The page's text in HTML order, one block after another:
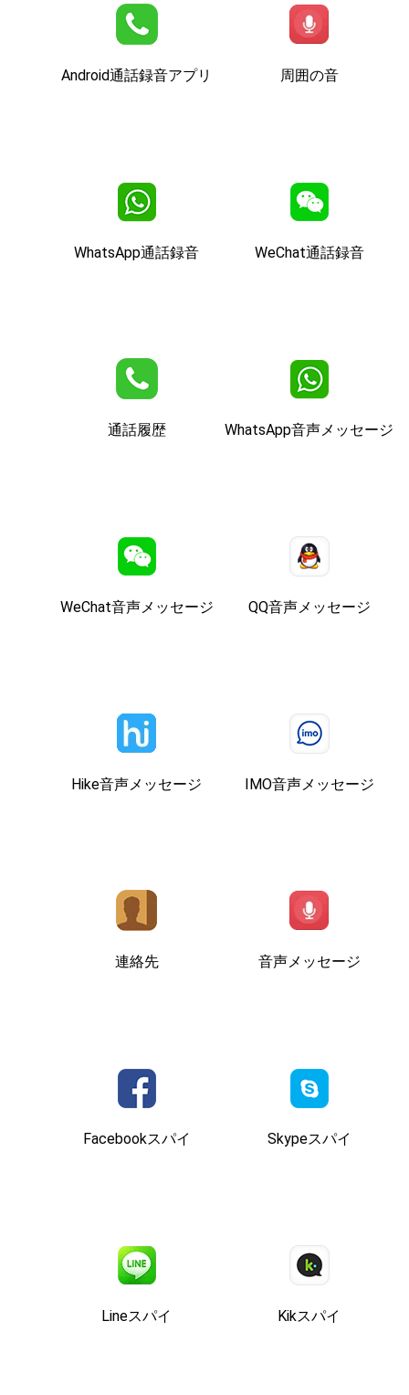
Android通話録音アプリ 周囲の音
WhatsApp通話録音 WeChat通話録音
通話履歴 WhatsApp音声メッセージ
WeChat音声メッセージ QQ音声メッセージ
Hike音声メッセージ IMO音声メッセージ
連絡先 音声メッセージ
Facebookスパイ Skypeスパイ
Lineスパイ Kikスパイ